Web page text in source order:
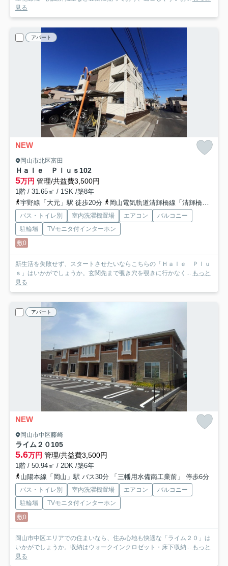
見る
アパート
NEW
岡山市北区富田
Ｈａｌｅ Ｐｌｕｓ 102
5万円 管理/共益費3,500円
1階 / 31.65㎡ / 1SK /築8年
宇野線「大元」駅 徒歩20分
岡山電気軌道清輝橋線「清輝橋」駅 徒歩23分
バス・トイレ別 室内洗濯機置場 エアコン
バルコニー
駐輪場
TVモニタ付インターホン
敷0
新生活を失敗せず、スタートさせたいならこちらの「Ｈａｌｅ Ｐｌｕ
ｓ」はいかがでしょうか。玄関先まで覗き穴を覗きに行かなく...
もっと
見る
アパート
NEW
岡山市中区藤崎
ライム２０105
5.6万円 管理/共益費3,500円
1階 / 50.94㎡ / 2DK /築6年
山陽本線「岡山」駅 バス30分 「三幡用水備南工業前」 停歩6分
バス・トイレ別 室内洗濯機置場 エアコン
バルコニー
駐輪場
TVモニタ付インターホン
敷0
岡山市中区エリアでの住まいなら、住み心地も快適な「ライム２０」は
いかがでしょうか。収納はウォークインクロゼット・床下収納...
もっと
見る